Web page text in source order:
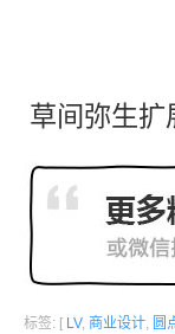
草间弥生扩
标签: [ LV, 商业设计, 圆